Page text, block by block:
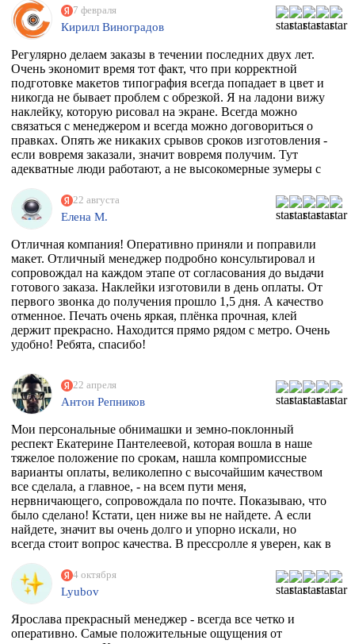
фирму, которая может это сделать. Разумеется их нет, в
моем случае, потому что наклейка должна была быть
водостойкая, под мой размер и еще по моему макету,
учитывая, что типографии не работают поштучно))
Перерыла весь инет, разговаривала даже с фирмой из
Ростова, как говорится "и там послали". И тут наткнулась
на эту организацию! Знала, что 100% откажут, но
надежда, как говорится, живее всех живых. Заказ
приняли, менеджер Ярослава всегда была на связи и
отвечала на все вопросы, напечатали наклейку за сутки
после получения макета. Мой визит в типографию
отдельная история - абсолютно потрясающая атмосфера и
люди!!!! Позитив сквозит даже от станков!
РЕКОМЕНДУЮ ВСЕМИ ФИБРАМИ ДУШИ!
7 февраля
Кирилл Виноградов
Регулярно делаем заказы в течении последних двух лет.
Очень экономит время тот факт, что при корректной
подготовке макетов типография всегда попадает в цвет и
никогда не бывает проблем с обрезкой. Я на ладони вижу
наклейку, которую рисовал на экране. Всегда можно
связаться с менеджером и всегда можно договориться о
правках. Опять же никаких срывов сроков изготовления -
если вовремя заказали, значит вовремя получим. Тут
адекватные люди работают, а не высокомерные зумеры с
22 августа
Елена М.
Отличная компания! Оперативно приняли и поправили
макет. Отличный менеджер подробно консультировал и
сопровождал на каждом этапе от согласования до выдачи
готового заказа. Наклейки изготовили в день оплаты. От
первого звонка до получения прошло 1,5 дня. А качество
отменное. Печать очень яркая, плёнка прочная, клей
держит прекрасно. Находится прямо рядом с метро. Очень
удобно! Ребята, спасибо!
22 апреля
Антон Репников
Мои персональные обнимашки и земно-поклонный
респект Екатерине Пантелеевой, которая вошла в наше
тяжелое положение по срокам, нашла компромиссные
варианты оплаты, великолепно с высочайшим качеством
все сделала, а главное, - на всем пути меня,
нервничающего, сопровождала по почте. Показываю, что
было сделано! Кстати, цен ниже вы не найдете. А если
найдете, значит вы очень долго и упорно искали, но
всегда стоит вопрос качества. В прессролле я уверен, как в
4 октября
Lyubov
Ярослава прекрасный менеджер - всегда все четко и
оперативно. Самые положительные ощущения от